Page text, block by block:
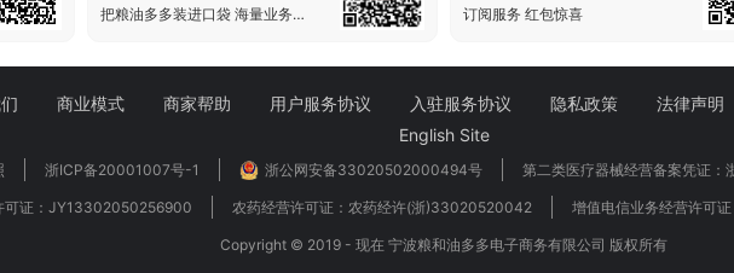
把粮油多多装进口袋 海量业务一手掌握 订阅服务 红包惊喜
商业模式 商家帮助 用户服务协议 入驻服务协议 隐私政策 法律声明
English Site
浙ICP备20001007号-1 浙公网安备33020502000494号 第二类医疗器械经营备案凭证
可证：JY13302050256900 农药经营许可证：农药经许(浙)33020520042 增值电信业务经营许可
Copyright © 2019 - 现在 宁波粮和油多多电子商务有限公司 版权所有